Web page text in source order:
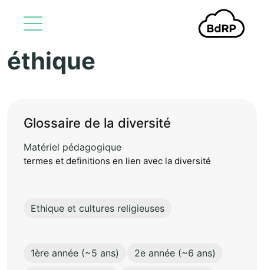
éthique
Glossaire de la diversité
Matériel pédagogique
termes et definitions en lien avec la diversité
Ethique et cultures religieuses
1ère année (~5 ans)
2e année (~6 ans)